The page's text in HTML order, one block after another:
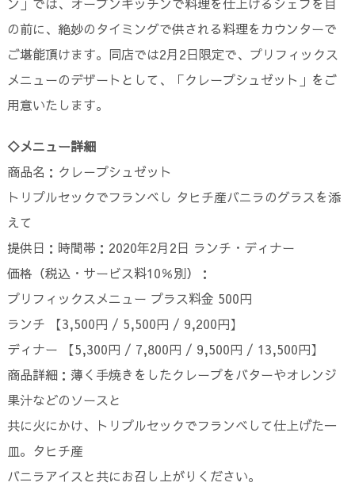
の前に、絶妙のタイミングで供される料理をカウンターで
ご堪能頂けます。同店では2月2日限定で、プリフィックス
メニューのデザートとして、「クレープシュゼット」をご
用意いたします。
◇メニュー詳細
商品名：クレ－プシュゼット
トリプルセックでフランベし タヒチ産バニラのグラスを添
えて
提供日：時間帯：2020年2月2日 ランチ・ディナー
価格（税込・サービス料10％別）：
プリフィックスメニュー プラス料金 500円
ランチ 【3,500円 / 5,500円 / 9,200円】
ディナー 【5,300円 / 7,800円 / 9,500円 / 13,500円】
商品詳細：薄く手焼きをしたクレープをバターやオレンジ
果汁などのソースと
共に火にかけ、トリプルセックでフランベして仕上げた一
皿。タヒチ産
バニラアイスと共にお召し上がりください。